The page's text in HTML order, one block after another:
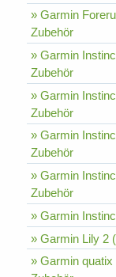
» Garmin
Zubehör
» Garmin
Zubehör
» Garmin
Zubehör
» Garmin
Zubehör
» Garmin
Zubehör
» Garmin
» Garmin Lily 2
» Garmin